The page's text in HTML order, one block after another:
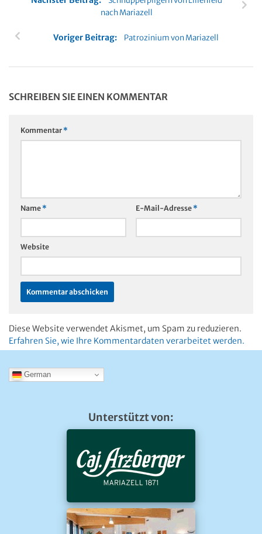
nach Mariazell
Voriger Beitrag: Patrozinium von Mariazell
SCHREIBEN SIE EINEN KOMMENTAR
Kommentar *
Name * E-Mail-Adresse *
Website
Diese Website verwendet Akismet, um Spam zu reduzieren.
Erfahren Sie, wie Ihre Kommentardaten verarbeitet werden.
German
Unterstützt von: